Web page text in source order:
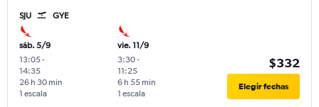
SJU GYE
sáb. 5/9
13:05-
14:35
1 escala
26 h 30 min
vie. 11/9
3:30-
11:25
1 escala
6 h 55 min
$332
Elegir fechas